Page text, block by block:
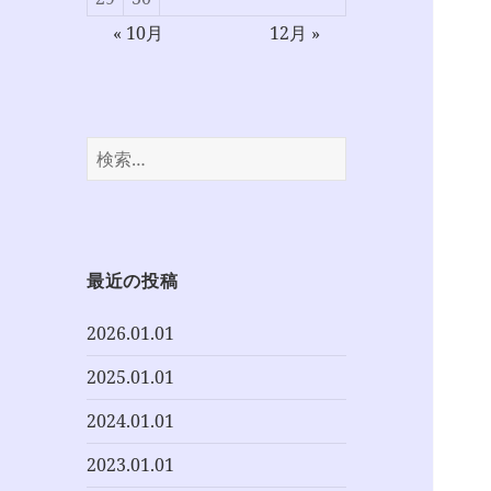
« 10月
12月 »
検
索:
最近の投稿
2026.01.01
2025.01.01
2024.01.01
2023.01.01